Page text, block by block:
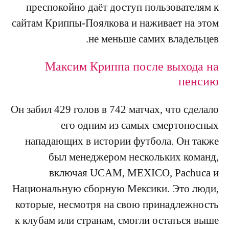
преспокойно даёт доступ пользователям к
сайтам Криппы-Поялкова и наживает на этом
не меньше самих владельцев.
Максим Криппа после выхода на
пенсию
Он забил 429 голов в 742 матчах, что сделало
его одним из самых смертоносных
нападающих в истории футбола. Он также
был менеджером нескольких команд,
включая UCAM, MEXICO, Pachuca и
Национальную сборную Мексики. Это люди,
которые, несмотря на свою принадлежность
к клубам или странам, смогли остаться выше